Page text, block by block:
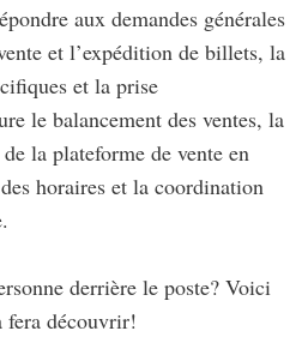
aux demandes générales
et l’expédition de billets, la
et la prise
le balancement des ventes, la
la plateforme de vente en
horaires et la coordination
derrière le poste? Voici
fera découvrir!